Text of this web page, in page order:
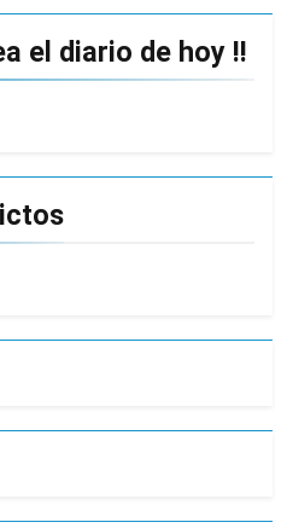
el diario de hoy !!